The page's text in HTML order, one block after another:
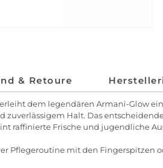
& Retoure
dem legendären Armani-Glow
zuverlässigem Halt. Das
raffinierte Frische und jugendliche
Pflegeroutine mit den Fingerspitzen